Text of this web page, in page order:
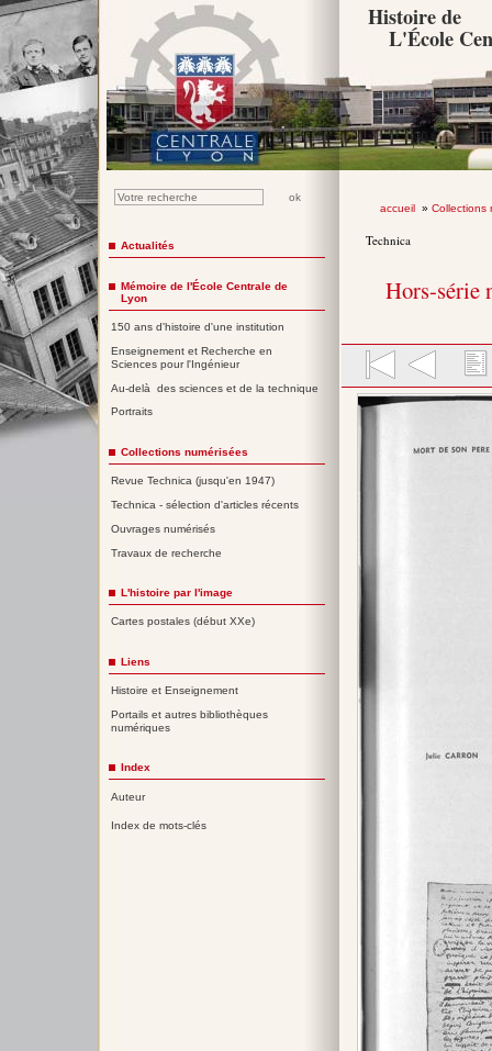
Histoire de
L'École
accueil» Collections
Technica
Hors-série
Actualités
Mémoire de l'École Centrale de
Lyon
150 ans d'histoire d'une institution
Enseignement et Recherche en
Sciences pour l'Ingénieur
Au-delà des sciences et de la technique
Portraits
Collections numérisées
Revue Technica (jusqu'en 1947)
Technica - sélection d'articles récents
Ouvrages numérisés
Travaux de recherche
L'histoire par l'image
Cartes postales (début XXe)
Liens
Histoire et Enseignement
Portails et autres bibliothèques
numériques
Index
Auteur
Index de mots-clés